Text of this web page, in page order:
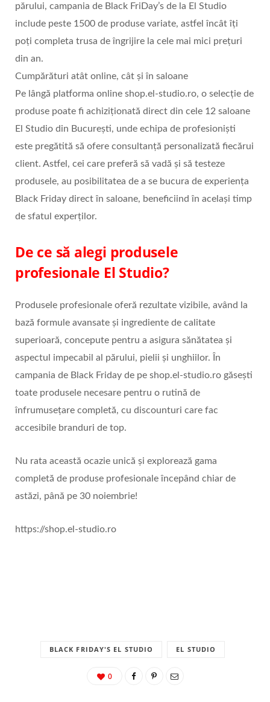
părului, campania de Black FriDay’s de la El Studio
include peste 1500 de produse variate, astfel încât îți
poți completa trusa de îngrijire la cele mai mici prețuri
din an.
Cumpărături atât online, cât și în saloane
Pe lângă platforma online shop.el-studio.ro, o selecție de
produse poate fi achiziționată direct din cele 12 saloane
El Studio din București, unde echipa de profesioniști
este pregătită să ofere consultanță personalizată fiecărui
client. Astfel, cei care preferă să vadă și să testeze
produsele, au posibilitatea de a se bucura de experiența
Black Friday direct în saloane, beneficiind în același timp
de sfatul experților.
De ce să alegi produsele
profesionale El Studio?
Produsele profesionale oferă rezultate vizibile, având la
bază formule avansate și ingrediente de calitate
superioară, concepute pentru a asigura sănătatea și
aspectul impecabil al părului, pielii și unghiilor. În
campania de Black Friday de pe shop.el-studio.ro găsești
toate produsele necesare pentru o rutină de
înfrumusețare completă, cu discounturi care fac
accesibile branduri de top.
Nu rata această ocazie unică și explorează gama
completă de produse profesionale începând chiar de
astăzi, până pe 30 noiembrie!
https://shop.el-studio.ro
BLACK FRIDAY'S EL STUDIO EL STUDIO
0